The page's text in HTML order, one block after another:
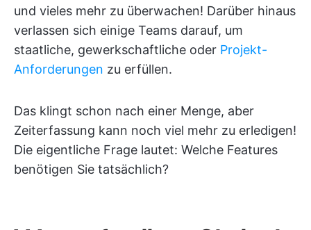
und vieles mehr zu überwachen! Darüber hinaus
verlassen sich einige Teams darauf, um
staatliche, gewerkschaftliche oder Projekt-
Anforderungen zu erfüllen.
Das klingt schon nach einer Menge, aber
Zeiterfassung kann noch viel mehr zu erledigen!
Die eigentliche Frage lautet: Welche Features
benötigen Sie tatsächlich?